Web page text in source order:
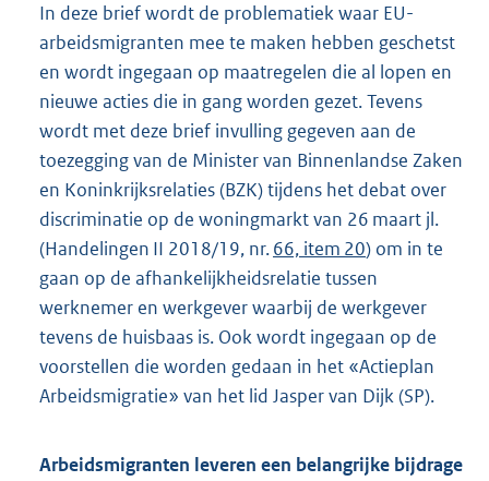
In deze brief wordt de problematiek waar EU-
arbeidsmigranten mee te maken hebben geschetst
en wordt ingegaan op maatregelen die al lopen en
nieuwe acties die in gang worden gezet. Tevens
wordt met deze brief invulling gegeven aan de
toezegging van de Minister van Binnenlandse Zaken
en Koninkrijksrelaties (BZK) tijdens het debat over
discriminatie op de woningmarkt van 26 maart jl.
(Handelingen II 2018/19, nr.66, item 20) om in te
gaan op de afhankelijkheidsrelatie tussen
werknemer en werkgever waarbij de werkgever
tevens de huisbaas is. Ook wordt ingegaan op de
voorstellen die worden gedaan in het «Actieplan
Arbeidsmigratie» van het lid Jasper van Dijk (SP).
Arbeidsmigranten leveren een belangrijke bijdrage